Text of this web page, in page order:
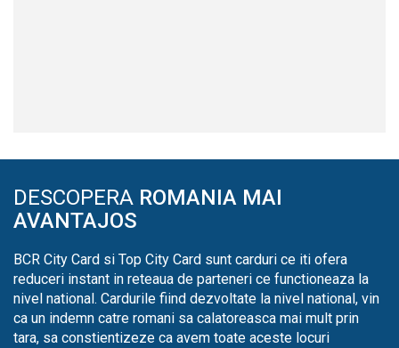
DESCOPERA ROMANIA MAI
AVANTAJOS
BCR City Card si Top City Card sunt carduri ce iti ofera
reduceri instant in reteaua de parteneri ce functioneaza la
nivel national. Cardurile fiind dezvoltate la nivel national, vin
ca un indemn catre romani sa calatoreasca mai mult prin
tara, sa constientizeze ca avem toate aceste locuri